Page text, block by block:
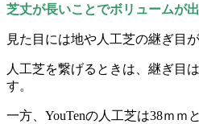
芝丈が長いことでボリュームが
見た目には地や人工芝の継ぎ目
人工芝を繋げるときは、継ぎ目
す。
一方、YouTenの人工芝は38ｍｍ